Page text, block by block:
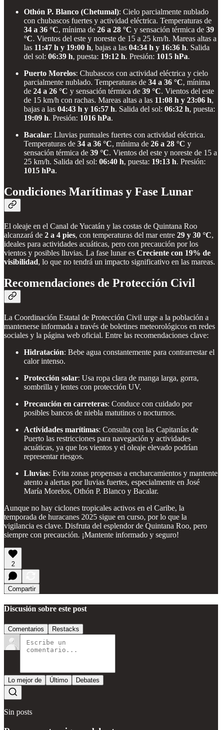
Othón P. Blanco (Chetumal): Cielo parcialmente nublado
con chubascos fuertes y actividad eléctrica. Temperaturas de
34 a 36 °C, mínima de 26 a 28 °C y sensación térmica de 39
°C. Vientos del este y noreste de 15 a 25 km/h. Mareas altas a
las 11:47 h y 19:00 h, bajas a las 04:34 h y 16:36 h. Salida
del sol: 06:39 h, puesta: 19:12 h. Presión: 1015 hPa.
Puerto Morelos: Chubascos con actividad eléctrica y cielo
parcialmente nublado. Temperaturas de 34 a 36 °C, mínima
de 24 a 26 °C y sensación térmica de 39 °C. Vientos del este
de 15 km/h con rachas. Mareas altas a las 11:08 h y 23:06 h,
bajas a las 04:43 h y 16:57 h. Salida del sol: 06:32 h, puesta:
19:09 h. Presión: 1016 hPa.
Bacalar: Lluvias puntuales fuertes con actividad eléctrica.
Temperaturas de 34 a 36 °C, mínima de 26 a 28 °C y
sensación térmica de 39 °C. Vientos del este y noreste de 15 a
25 km/h. Salida del sol: 06:40 h, puesta: 19:13 h. Presión:
1015 hPa.
Condiciones Marítimas y Fase Lunar
El oleaje en el Canal de Yucatán y las costas de Quintana Roo
alcanzará de 2 a 4 pies, con temperaturas del mar entre 29 y 30 °C,
ideales para actividades acuáticas, pero con precaución por los
vientos y posibles lluvias. La fase lunar es Creciente con 19% de
visibilidad, lo que no tendrá un impacto significativo en las mareas.
Recomendaciones de Protección Civil
La Coordinación Estatal de Protección Civil urge a la población a
mantenerse informada a través de boletines meteorológicos en redes
sociales y la página web oficial. Entre las recomendaciones clave:
Hidratación: Bebe agua constantemente para contrarrestar el
calor intenso.
Protección solar: Usa ropa clara de manga larga, gorra,
sombrilla y lentes con protección UV.
Precaución en carreteras: Conduce con cuidado por
posibles bancos de niebla matutinos o nocturnos.
Actividades marítimas: Consulta con las Capitanías de
Puerto las restricciones para navegación y actividades
acuáticas, ya que los vientos y el oleaje elevado podrían
representar riesgos.
Lluvias: Evita zonas propensas a encharcamientos y mantente
atento a alertas por lluvias fuertes, especialmente en José
María Morelos, Othón P. Blanco y Bacalar.
Aunque no hay ciclones tropicales activos en el Caribe, la
temporada de huracanes 2025 sigue en curso, por lo que la
vigilancia es clave. Disfruta del esplendor de Quintana Roo, pero
siempre con precaución. ¡Mantente informado y seguro!
2
Compartir
Discusión sobre este post
Comentarios Restacks
Lo mejor de Último Debates
Sin posts